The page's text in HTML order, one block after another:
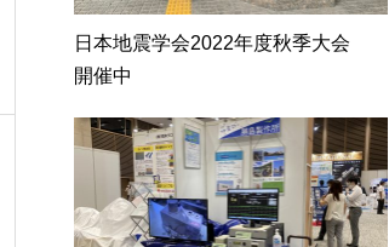
日本地震学会2022年度秋季大会
開催中